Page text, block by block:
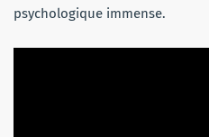
psychologique immense.